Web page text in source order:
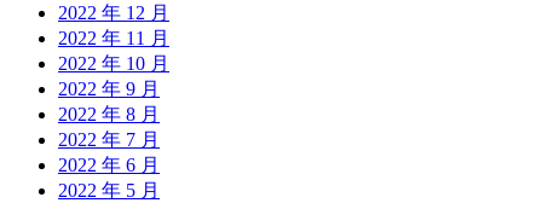
2022 年 12 月
2022 年 11 月
2022 年 10 月
2022 年 9 月
2022 年 8 月
2022 年 7 月
2022 年 6 月
2022 年 5 月